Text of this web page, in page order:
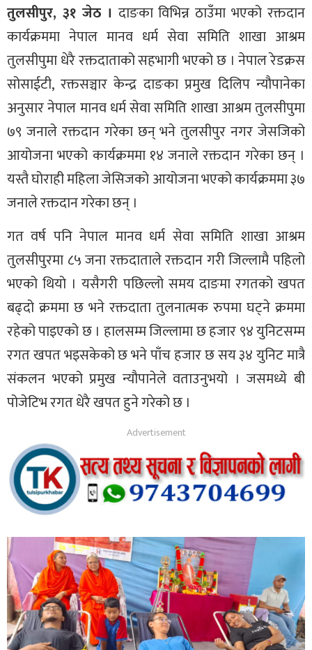
तुलसीपुर, ३१ जेठ । दाङका विभिन्न ठाउँमा भएको रक्तदान
कार्यक्रममा नेपाल मानव धर्म सेवा समिति शाखा आश्रम
तुलसीपुमा धेरै रक्तदाताको सहभागी भएको छ । नेपाल रेडक्रस
सोसाईटी, रक्तसञ्चार केन्द्र दाङका प्रमुख दिलिप न्यौपानेका
अनुसार नेपाल मानव धर्म सेवा समिति शाखा आश्रम तुलसीपुमा
७९ जनाले रक्तदान गरेका छन् भने तुलसीपुर नगर जेसजिको
आयोजना भएको कार्यक्रममा १४ जनाले रक्तदान गरेका छन् ।
यस्तै घोराही महिला जेसिजको आयोजना भएको कार्यक्रममा ३७
जनाले रक्तदान गरेका छन् ।
गत वर्ष पनि नेपाल मानव धर्म सेवा समिति शाखा आश्रम
तुलसीपुरमा ८५ जना रक्तदाताले रक्तदान गरी जिल्लामै पहिलो
भएको थियो । यसैगरी पछिल्लो समय दाङमा रगतको खपत
बढ्दो क्रममा छ भने रक्तदाता तुलनात्मक रुपमा घट्ने क्रममा
रहेको पाइएको छ । हालसम्म जिल्लामा छ हजार ९४ युनिटसम्म
रगत खपत भइसकेको छ भने पाँच हजार छ सय ३४ युनिट मात्रै
संकलन भएको प्रमुख न्यौपानेले वताउनुभयो । जसमध्ये बी
पोजेटिभ रगत धेरै खपत हुने गरेको छ ।